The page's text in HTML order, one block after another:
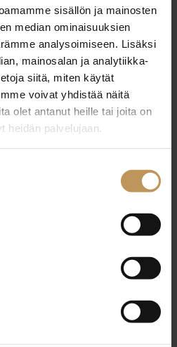
sisällön ja mainosten
median ominaisuuksien
analysoimiseen. Lisäksi
mainosalan ja analytiikka-
siitä, miten käytät
voivat yhdistää näitä
olet antanut heille tai joita on
heidän palvelujaan.